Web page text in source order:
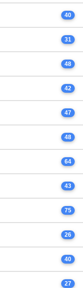
40
31
48
42
47
48
64
43
75
26
40
27